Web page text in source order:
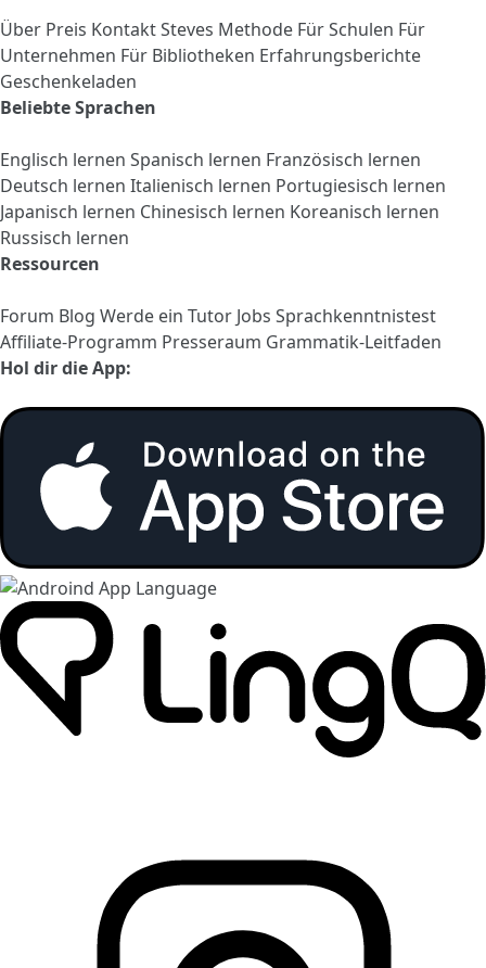
Über Preis KontaktSteves Methode Für Schulen Für
Unternehmen Für Bibliotheken Erfahrungsberichte
Geschenkeladen
Beliebte Sprachen
Englisch lernen Spanisch lernen Französisch lernen
Deutsch lernen Italienisch lernen Portugiesisch lernen
Japanisch lernen Chinesisch lernen Koreanisch lernen
Russisch lernen
Ressourcen
Forum Blog Werde ein Tutor Jobs Sprachkenntnistest
Affiliate-Programm Presseraum Grammatik-Leitfaden
Hol dir die App: